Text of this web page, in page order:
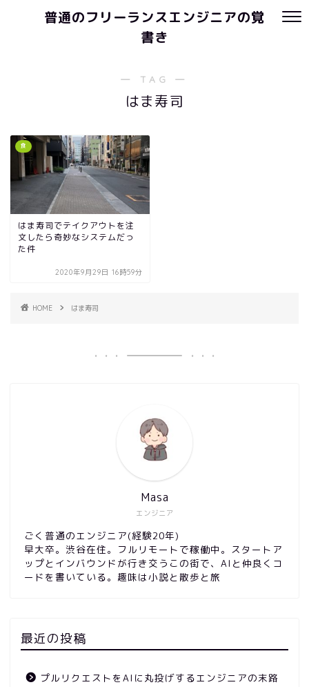
普通のフリーランスエンジニアの覚
書き
― TAG ―
はま寿司
食
はま寿司でテイクアウトを注
文したら奇妙なシステムだっ
た件
2020年9月29日 16時59分
HOME はま寿司
エンジニア
Masa
ごく普通のエンジニア(経験20年)
早大卒。渋谷在住。フルリモートで稼働中。スタートア
ップとインバウンドが行き交うこの街で、AIと仲良くコ
ードを書いている。趣味は小説と散歩と旅
最近の投稿
プルリクエストをAIに丸投げするエンジニアの末路